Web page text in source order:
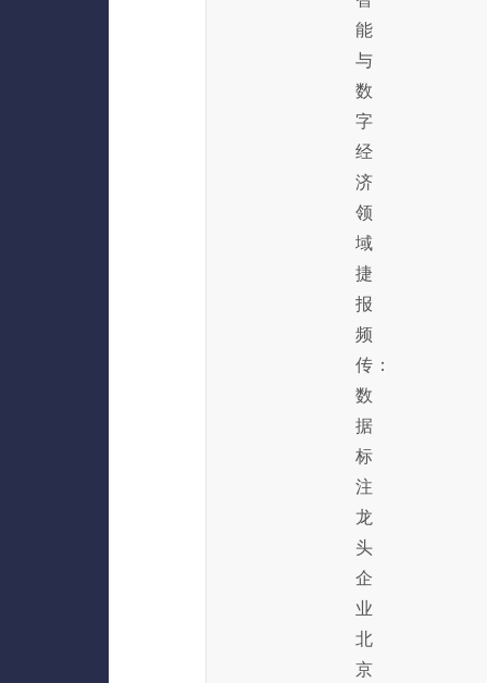
能
与
数
字
经
济
领
域
捷
报
频
传：
数
据
标
注
龙
头
企
业
北
京